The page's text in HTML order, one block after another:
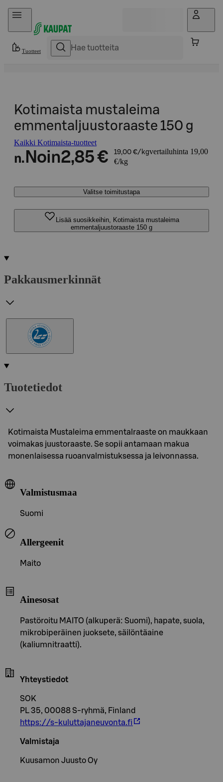
Hyppää sisältöön
Tuotteet
Kotimaista mustaleima
emmentaljuustoraaste 150 g
Kaikki Kotimaista-tuotteet
n. Noin2,85 € 19,00 €/kgvertailuhinta 19,00
€/kg
Valitse toimitustapa
Lisää suosikkeihin, Kotimaista mustaleima
emmentaljuustoraaste 150 g
Pakkausmerkinnät
Tuotetiedot
Kotimaista Mustaleima emmentalraaste on maukkaan
voimakas juustoraaste. Se sopii antamaan makua
monenlaisessa ruoanvalmistuksessa ja leivonnassa.
Valmistusmaa
Suomi
Allergeenit
Maito
Ainesosat
Pastöroitu MAITO (alkuperä: Suomi), hapate, suola,
mikrobiperäinen juoksete, säilöntäaine
(kaliumnitraatti).
Yhteystiedot
SOK
PL 35, 00088 S-ryhmä, Finland
https://s-kuluttajaneuvonta.fi
Valmistaja
Kuusamon Juusto Oy